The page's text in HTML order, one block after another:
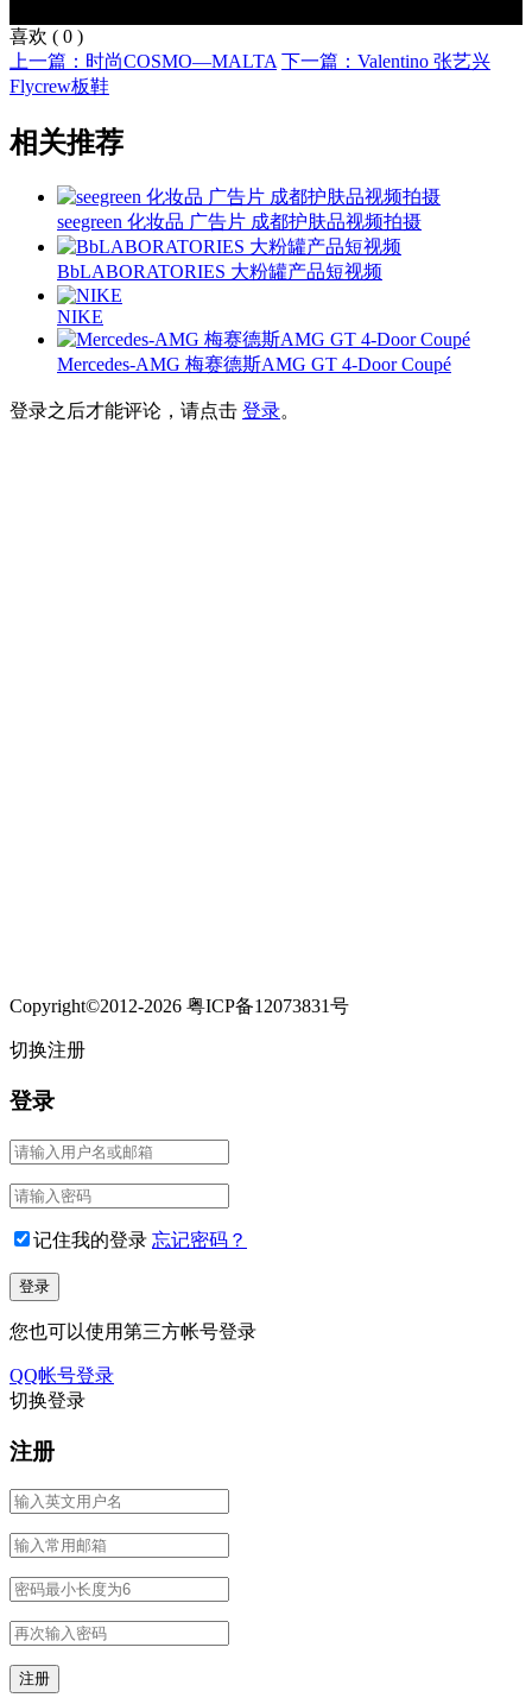
喜欢 ( 0 )
上一篇：时尚COSMO—MALTA 下一篇：Valentino 张艺兴
Flycrew板鞋
相关推荐
seegreen 化妆品 广告片 成都护肤品视频拍摄
BbLABORATORIES 大粉罐产品短视频
NIKE
Mercedes-AMG 梅赛德斯AMG GT 4-Door Coupé
登录之后才能评论，请点击 登录。
Copyright©2012-2026 粤ICP备12073831号
切换注册
登录
记住我的登录 忘记密码？
您也可以使用第三方帐号登录
QQ帐号登录
切换登录
注册